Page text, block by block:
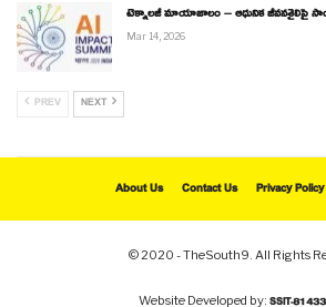
టెక్నాలజీ మాయాజాలం – ఆధునిక జీవనశైలిపై
Mar 14, 2026
PREV NEXT
About Us Contact Us Privacy Policy
© 2020 - TheSouth9. All Rights
Website Developed by: